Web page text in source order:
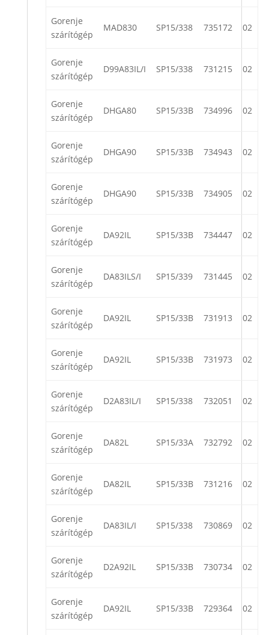
Gorenje
szárítógép
MAD830 SP15/338 735172 02
Gorenje
szárítógép
D99A83IL/I SP15/338 731215 02
Gorenje
szárítógép
DHGA80 SP15/33B 734996 02
Gorenje
szárítógép
DHGA90 SP15/33B 734943 02
Gorenje
szárítógép
DHGA90 SP15/33B 734905 02
Gorenje
szárítógép
DA92IL SP15/33B 734447 02
Gorenje
szárítógép
DA83ILS/I SP15/339 731445 02
Gorenje
szárítógép
DA92IL SP15/33B 731913 02
Gorenje
szárítógép
DA92IL SP15/33B 731973 02
Gorenje
szárítógép
D2A83IL/I SP15/338 732051 02
Gorenje
szárítógép
DA82L SP15/33A 732792 02
Gorenje
szárítógép
DA82IL SP15/33B 731216 02
Gorenje
szárítógép
DA83IL/I SP15/338 730869 02
Gorenje
szárítógép
D2A92IL SP15/33B 730734 02
Gorenje
szárítógép
DA92IL SP15/33B 729364 02